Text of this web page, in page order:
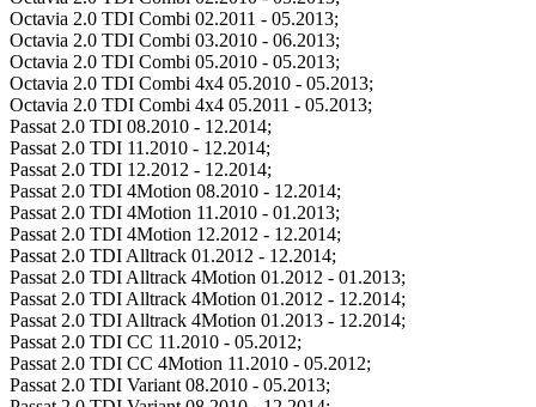
Octavia 2.0 TDI Combi 02.2011 - 05.2013;
Octavia 2.0 TDI Combi 03.2010 - 06.2013;
Octavia 2.0 TDI Combi 05.2010 - 05.2013;
Octavia 2.0 TDI Combi 4x4 05.2010 - 05.2013;
Octavia 2.0 TDI Combi 4x4 05.2011 - 05.2013;
Passat 2.0 TDI 08.2010 - 12.2014;
Passat 2.0 TDI 11.2010 - 12.2014;
Passat 2.0 TDI 12.2012 - 12.2014;
Passat 2.0 TDI 4Motion 08.2010 - 12.2014;
Passat 2.0 TDI 4Motion 11.2010 - 01.2013;
Passat 2.0 TDI 4Motion 12.2012 - 12.2014;
Passat 2.0 TDI Alltrack 01.2012 - 12.2014;
Passat 2.0 TDI Alltrack 4Motion 01.2012 - 01.2013;
Passat 2.0 TDI Alltrack 4Motion 01.2012 - 12.2014;
Passat 2.0 TDI Alltrack 4Motion 01.2013 - 12.2014;
Passat 2.0 TDI CC 11.2010 - 05.2012;
Passat 2.0 TDI CC 4Motion 11.2010 - 05.2012;
Passat 2.0 TDI Variant 08.2010 - 05.2013;